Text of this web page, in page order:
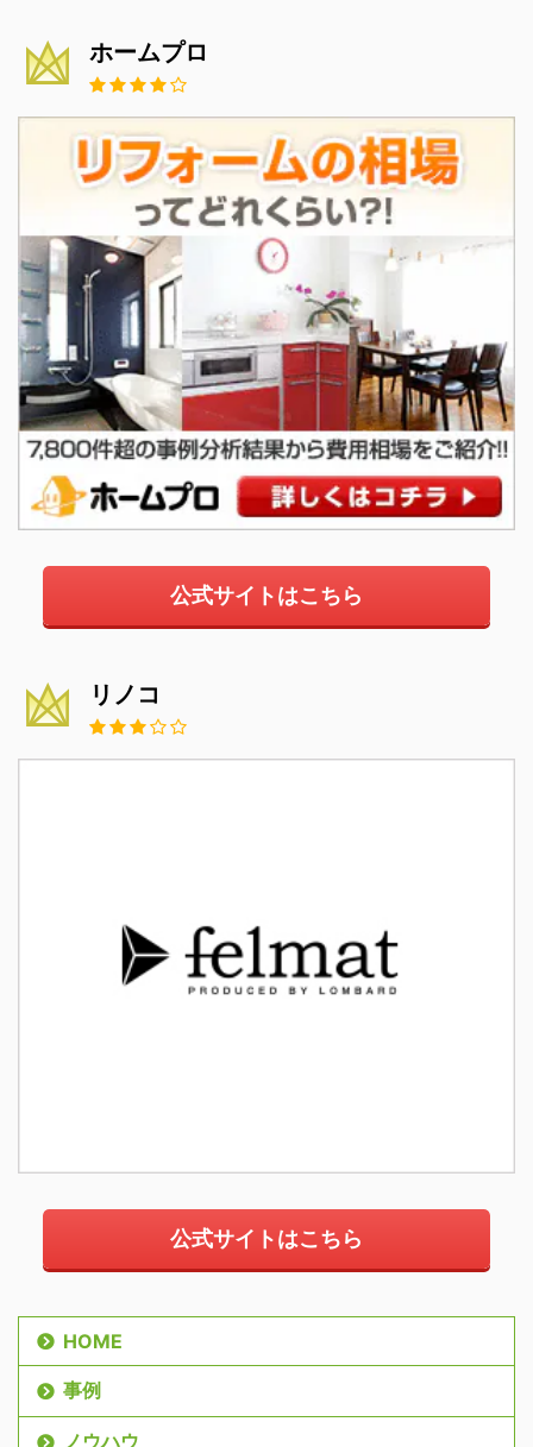
ホームプロ
公式サイトはこちら
リノコ
公式サイトはこちら
HOME
事例
ノウハウ